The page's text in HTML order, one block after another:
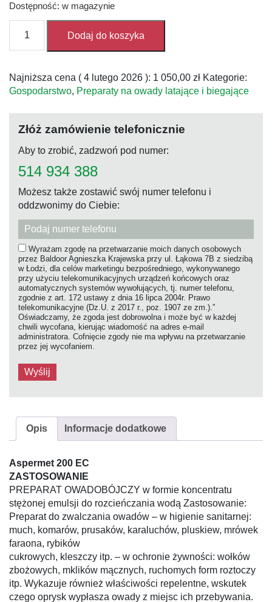
Dostępność: w magazynie
ASPERMET
200EC
5L
-
owadobójczy
Dodaj do koszyka
Najniższa cena ( 4 lutego 2026 ): 1 050,00 zł Kategorie:
Gospodarstwo, Preparaty na owady latające i biegające
Złóż zamówienie telefonicznie
Aby to zrobić, zadzwoń pod numer:
514 934 388
Możesz także zostawić swój numer telefonu i
oddzwonimy do Ciebie:
Wyrażam zgodę na przetwarzanie moich danych osobowych
przez Baldoor Agnieszka Krajewska przy ul. Łąkowa 7B z siedzibą
w Łodzi, dla celów marketingu bezpośredniego, wykonywanego
przy użyciu telekomunikacyjnych urządzeń końcowych oraz
automatycznych systemów wywołujących, tj. numer telefonu,
zgodnie z art. 172 ustawy z dnia 16 lipca 2004r. Prawo
telekomunikacyjne (Dz.U. z 2017 r., poz. 1907 ze zm.).”
Oświadczamy, że zgoda jest dobrowolna i może być w każdej
chwili wycofana, kierując wiadomość na adres e-mail
administratora. Cofnięcie zgody nie ma wpływu na przetwarzanie
przez jej wycofaniem.
Opis Informacje dodatkowe
Aspermet 200 EC
ZASTOSOWANIE
PREPARAT OWADOBÓJCZY w formie koncentratu
stężonej emulsji do rozcieńczania wodą Zastosowanie:
Preparat do zwalczania owadów – w higienie sanitarnej:
much, komarów, prusaków, karaluchów, pluskiew, mrówek
faraona, rybików
cukrowych, kleszczy itp. – w ochronie żywności: wołków
zbożowych, mklików mącznych, ruchomych form roztoczy
itp. Wykazuje również właściwości repelentne, wskutek
czego oprysk wypłasza owady z miejsc ich przebywania.